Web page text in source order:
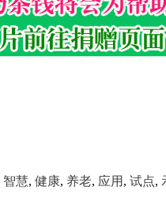
智慧, 健康, 养老, 应用 , 试点,